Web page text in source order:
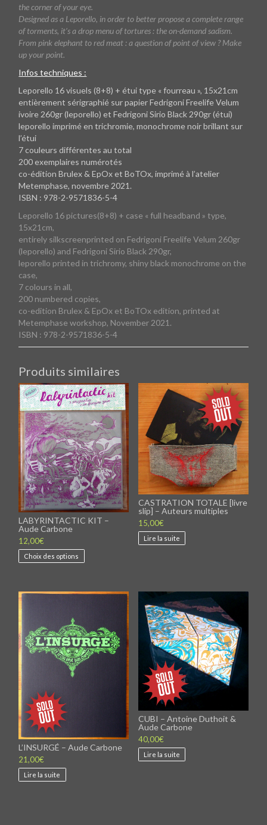
the corner of your eye.
Designed as a Leporello, in order to better propose a complete range
of torments, it’s a drop menu of tortures : the on-demand sadism.
From pink elephant to red meat : a question of point of view ? Make
up your point.
Infos techniques :
Leporello 16 visuels (8+8) + étui type « fourreau », 15x21cm
entièrement sérigraphié sur papier Fedrigoni Freelife Velum
ivoire 260gr (leporello) et Fedrigoni Sirio Black 290gr (étui)
leporello imprimé en trichromie, monochrome noir brillant sur
l’étui
7 couleurs différentes au total
200 exemplaires numérotés
co-édition Brulex & EpOx et BoTOx, imprimé à l’atelier
Metemphase, novembre 2021.
ISBN : 978-2-9571836-5-4
Leporello 16 pictures(8+8) + case « full headband » type,
15x21cm,
entirely silkscreenprinted on Fedrigoni Freelife Velum 260gr
(leporello) and Fedrigoni Sirio Black 290gr,
leporello printed in trichromy, shiny black monochrome on the
case,
7 colours in all,
200 numbered copies,
co-edition Brulex & EpOx et BoTOx edition, printed at
Metemphase workshop, November 2021.
ISBN : 978-2-9571836-5-4
Produits similaires
LABYRINTACTIC KIT –
Aude Carbone
12,00€
Choix des options
Les
être
choisies
sur
la
page
CASTRATION TOTALE [livre
slip] – Auteurs multiples
15,00€
Lire la suite
L’INSURGÉ – Aude Carbone
21,00€
Lire la suite
CUBI – Antoine Duthoit &
Aude Carbone
40,00€
Lire la suite